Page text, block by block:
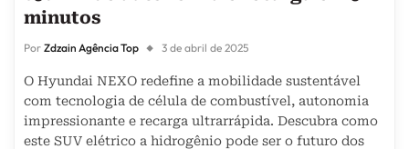
minutos
Por Zdzain Agência Top 3 de abril de 2025
O Hyundai NEXO redefine a mobilidade sustentável
com tecnologia de célula de combustível, autonomia
impressionante e recarga ultrarrápida. Descubra como
este SUV elétrico a hidrogênio pode ser o futuro dos